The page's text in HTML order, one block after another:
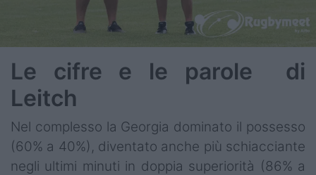
Le cifre e le parole di
Leitch
Nel complesso la Georgia dominato il possesso
(60% a 40%), diventato anche più schiacciante
negli ultimi minuti in doppia superiorità (86% a